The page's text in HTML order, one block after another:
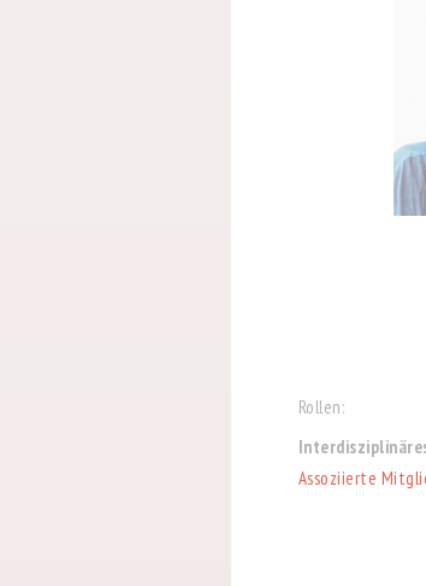
Rollen:
Assoziierte